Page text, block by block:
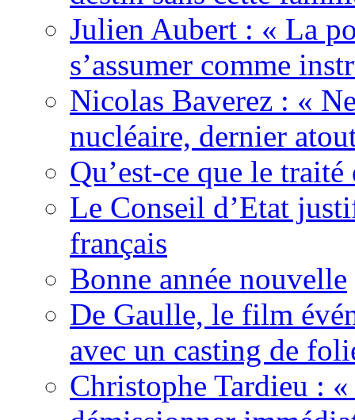
Julien Aubert : « La
s’assumer comme
Nicolas Baverez : «
nucléaire, dernier
Qu’est-ce que le traité
Le Conseil d’Etat
français
Bonne année nouvelle
De Gaulle, le film
avec un casting de
Christophe Tardieu : «